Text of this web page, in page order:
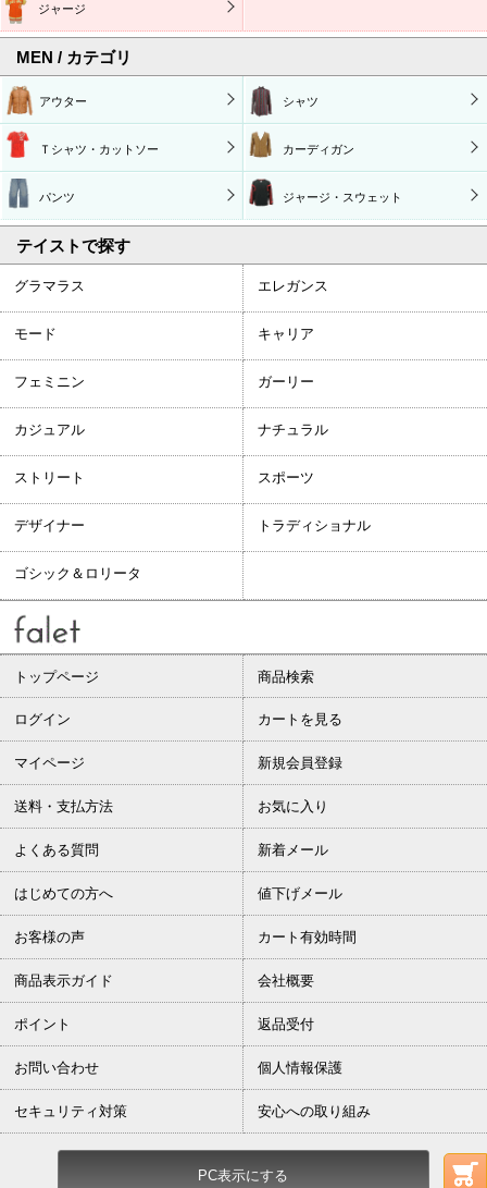
ジャージ
MEN / カテゴリ
アウター シャツ
Ｔシャツ・カットソー カーディガン
パンツ ジャージ・スウェット
テイストで探す
グラマラス エレガンス
モード キャリア
フェミニン ガーリー
カジュアル ナチュラル
ストリート スポーツ
デザイナー トラディショナル
ゴシック＆ロリータ
トップページ 商品検索
ログイン カートを見る
マイページ 新規会員登録
送料・支払方法 お気に入り
よくある質問 新着メール
はじめての方へ 値下げメール
お客様の声 カート有効時間
商品表示ガイド 会社概要
ポイント 返品受付
お問い合わせ 個人情報保護
セキュリティ対策 安心への取り組み
PC表示にする